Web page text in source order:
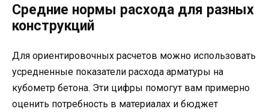
Средние нормы расхода для разных
конструкций
Для ориентировочных расчетов можно использовать
усредненные показатели расхода арматуры на
кубометр бетона. Эти цифры помогут вам примерно
оценить потребность в материалах и бюджет